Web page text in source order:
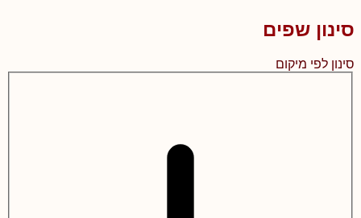
סינון שפים
סינון לפי מיקום